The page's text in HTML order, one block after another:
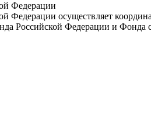
Федерации
Федерации осуществляет
Российской Федерации и Фонда